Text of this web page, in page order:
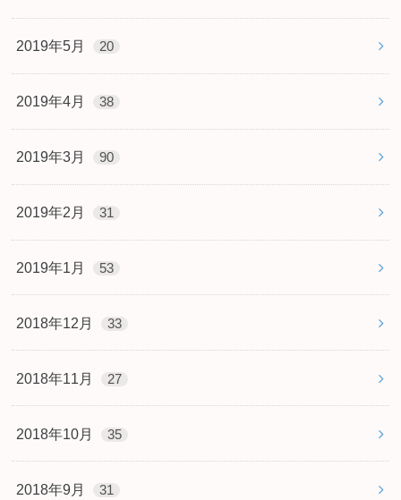
2019年5月 20
2019年4月 38
2019年3月 90
2019年2月 31
2019年1月 53
2018年12月 33
2018年11月 27
2018年10月 35
2018年9月 31